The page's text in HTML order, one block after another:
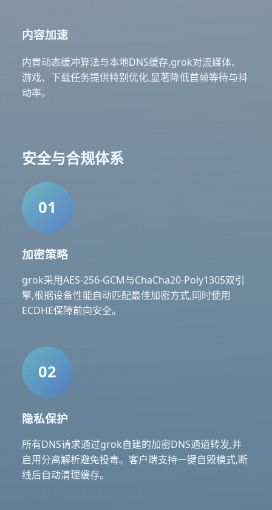
内容加速
内置动态缓冲算法与本地DNS缓存,grok对流媒体、
游戏、下载任务提供特别优化,显著降低首帧等待与抖
动率。
安全与合规体系
01
加密策略
grok采用AES-256-GCM与ChaCha20-Poly1305双引
擎,根据设备性能自动匹配最佳加密方式,同时使用
ECDHE保障前向安全。
02
隐私保护
所有DNS请求通过grok自建的加密DNS通道转发,并
启用分离解析避免投毒。客户端支持一键自毁模式,断
线后自动清理缓存。